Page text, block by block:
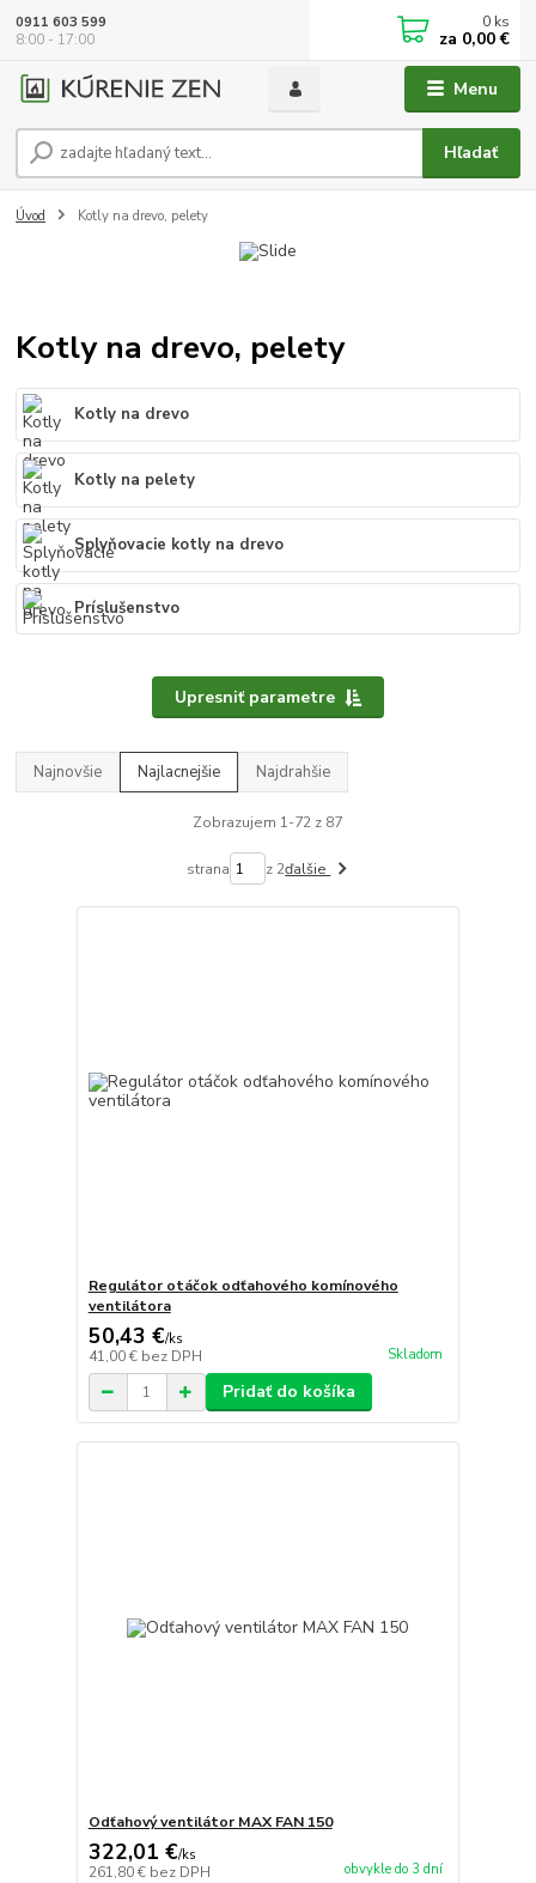
Menu
Hľadať
0911 603 599
8:00 - 17:00
0 ks
za 0,00 €
Úvod Kotly na drevo, pelety
Kotly na drevo, pelety
Kotly na drevo
Kotly na pelety
Splyňovacie kotly na drevo
Príslušenstvo
Upresniť parametre
Najnovšie Najlacnejšie Najdrahšie
Zobrazujem 1-72 z 87
strana z 2ďalšie
Regulátor otáčok odťahového komínového
ventilátora
50,43 €/ks
41,00 € bez DPH Skladom
Pridať do košíka
Odťahový ventilátor MAX FAN 150
322,01 €/ks
261,80 € bez DPH obvykle do 3 dní